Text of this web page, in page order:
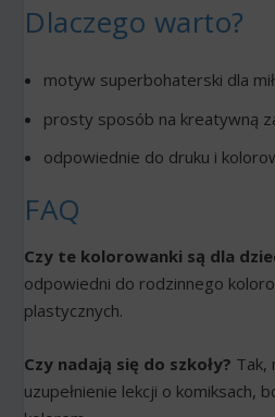
Dlaczego warto?
motyw superbohaterski dla
prosty sposób na kreatywną
odpowiednie do druku i
FAQ
Czy te kolorowanki są dla
odpowiedni do rodzinnego
plastycznych.
Czy nadają się do szkoły? Tak,
uzupełnienie lekcji o komiksach,